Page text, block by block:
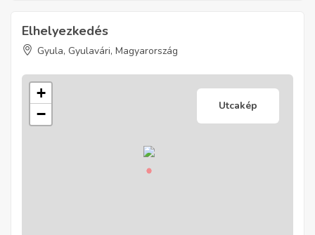
Elhelyezkedés
Gyula, Gyulavári, Magyarország
+
−
Utcakép